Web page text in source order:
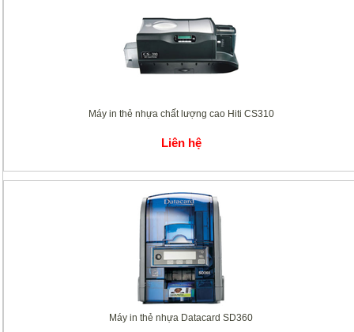
Máy in thẻ nhựa chất lượng cao Hiti CS310
Liên hệ
Máy in thẻ nhựa Datacard SD360